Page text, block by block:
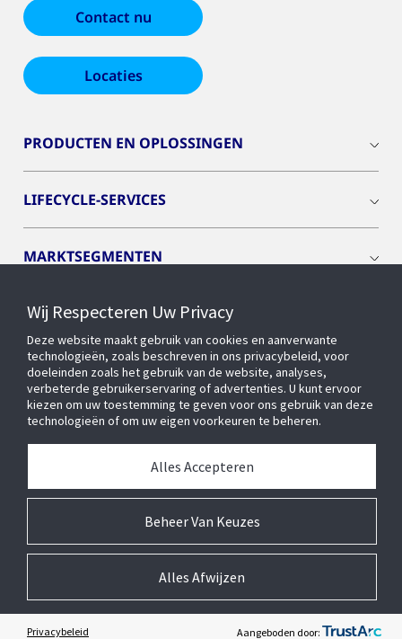
Contact nu
Locaties
PRODUCTEN EN OPLOSSINGEN
LIFECYCLE-SERVICES
MARKTSEGMENTEN
CYBER SOLUTIONS
OPENBLUE
SLIMME GEBOUWEN
Wij Respecteren Uw Privacy
Deze website maakt gebruik van cookies en aanverwante
technologieën, zoals beschreven in ons privacybeleid, voor
doeleinden zoals het gebruik van de website, analyses,
verbeterde gebruikerservaring of advertenties. U kunt ervoor
kiezen om uw toestemming te geven voor ons gebruik van deze
technologieën of om uw eigen voorkeuren te beheren.
Beheer Van Keuzes
Alles Accepteren
Alles Afwijzen
Privacybeleid Aangeboden door:
Cookie Voorkeursinstellingen